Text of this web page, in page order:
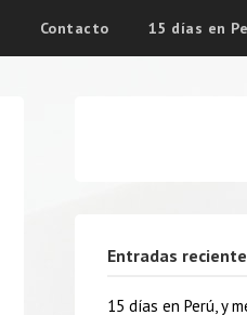
Contacto 15 días en
Entradas
15 días en Perú, y